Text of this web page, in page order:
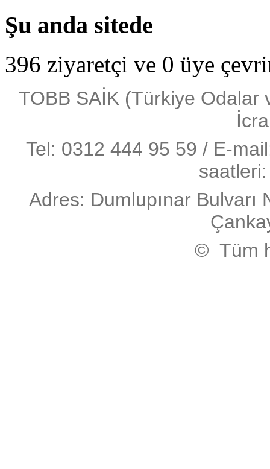
Şu anda sitede
396 ziyaretçi ve 0 üye
TOBB SAİK (Türkiye Odalar
Tel: 0312 444 95 59 / E-
Adres: Dumlupınar
© Tüm